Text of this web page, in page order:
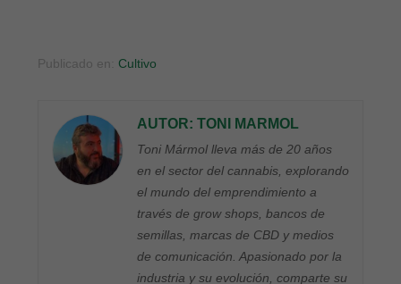
Publicado en: Cultivo
AUTOR: TONI MARMOL
Toni Mármol lleva más de 20 años
en el sector del cannabis, explorando
el mundo del emprendimiento a
través de grow shops, bancos de
semillas, marcas de CBD y medios
de comunicación. Apasionado por la
industria y su evolución, comparte su